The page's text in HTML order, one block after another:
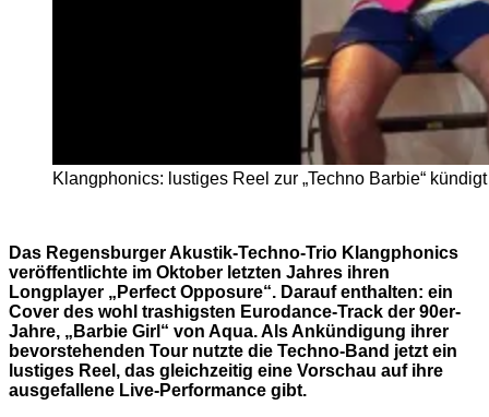
Klangphonics: lustiges Reel zur „Techno Barbie“
Das Regensburger Akustik-Techno-Trio Klangphonics
veröffentlichte im Oktober letzten Jahres ihren
Longplayer „Perfect Opposure“. Darauf enthalten: ein
Cover des wohl trashigsten Eurodance-Track der 90er-
Jahre, „Barbie Girl“ von Aqua. Als Ankündigung ihrer
bevorstehenden Tour nutzte die Techno-Band jetzt ein
lustiges Reel, das gleichzeitig eine Vorschau auf ihre
ausgefallene Live-Performance gibt.